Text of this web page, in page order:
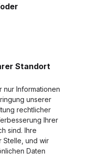
Standort
nur Informationen
unserer
rechtlicher
Ihrer
sind. Ihre
Stelle, und wir
Daten